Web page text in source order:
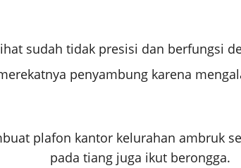
sudah tidak presisi dan berfungsi
penyambung karena
plafon kantor kelurahan ambruk
pada tiang juga ikut berongga.